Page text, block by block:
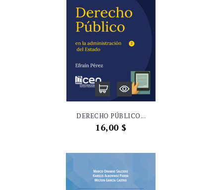
DERECHO PÚBLICO...
Precio
16,00 $